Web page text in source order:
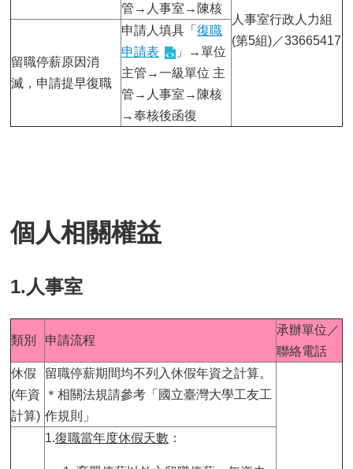
管→人事室→陳核
人事室行政人力組
(第5組)／33665417
留職停薪原因消
滅，申請提早復職
申請人填具「 復職
申請表
」→單位
主管→一級單位 主
管→人事室→陳核
→奉核後函復
個人相關權益
1.人事室
類別 申請流程
承辦單位／
聯絡電話
休假
(年資
計算)
留職停薪期間均不列入休假年資之計算。
＊相關法規請參考「國立臺灣大學工友工
作規則」
1.復職當年度休假天數 ：